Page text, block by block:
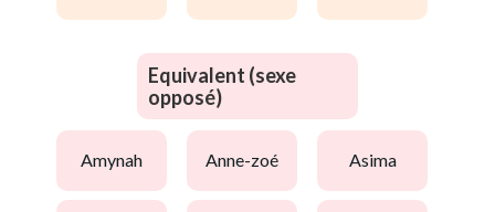
Equivalent (sexe
opposé)
amynah anne-zoé asima